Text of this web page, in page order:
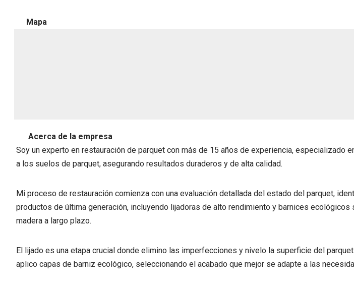
Mapa
Acerca de la empresa
Soy un experto en restauración de parquet con más de 15 años de experiencia,
a los suelos de parquet, asegurando resultados duraderos y de alta calidad.
Mi proceso de restauración comienza con una evaluación detallada del estado del parquet,
productos de última generación, incluyendo lijadoras de alto rendimiento y barnices
madera a largo plazo.
El lijado es una etapa crucial donde elimino las imperfecciones y nivelo la superficie del
aplico capas de barniz ecológico, seleccionando el acabado que mejor se adapte a las